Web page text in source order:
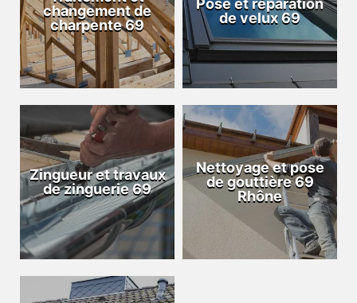
changement de
charpente 69
Pose et réparation
de velux 69
Zingueur et travaux
de zinguerie 69
Nettoyage et pose
de gouttière 69
Rhône